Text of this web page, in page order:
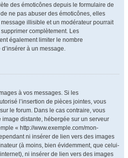
des émoticônes depuis le formulaire de
ne pas abuser des émoticônes, elles
illisible et un modérateur pourrait
complètement. Les
également limiter le nombre
à un message.
à vos messages. Si les
l’insertion de pièces jointes, vous
le forum. Dans le cas contraire, vous
distante, hébergée sur un serveur
« http://www.exemple.com/mon-
ni insérer de lien vers des images
(à moins, bien évidemment, que celui-
ni insérer de lien vers des images